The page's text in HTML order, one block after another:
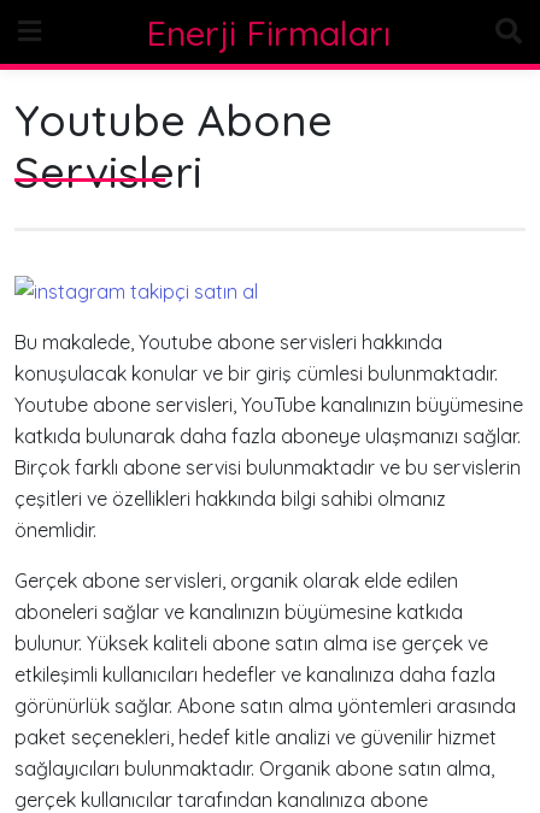
content
Enerji Firmaları
Youtube Abone
Servisleri
Bu makalede, Youtube abone servisleri hakkında
konuşulacak konular ve bir giriş cümlesi bulunmaktadır.
Youtube abone servisleri, YouTube kanalınızın büyümesine
katkıda bulunarak daha fazla aboneye ulaşmanızı sağlar.
Birçok farklı abone servisi bulunmaktadır ve bu servislerin
çeşitleri ve özellikleri hakkında bilgi sahibi olmanız
önemlidir.
Gerçek abone servisleri, organik olarak elde edilen
aboneleri sağlar ve kanalınızın büyümesine katkıda
bulunur. Yüksek kaliteli abone satın alma ise gerçek ve
etkileşimli kullanıcıları hedefler ve kanalınıza daha fazla
görünürlük sağlar. Abone satın alma yöntemleri arasında
paket seçenekleri, hedef kitle analizi ve güvenilir hizmet
sağlayıcıları bulunmaktadır. Organik abone satın alma,
gerçek kullanıcılar tarafından kanalınıza abone